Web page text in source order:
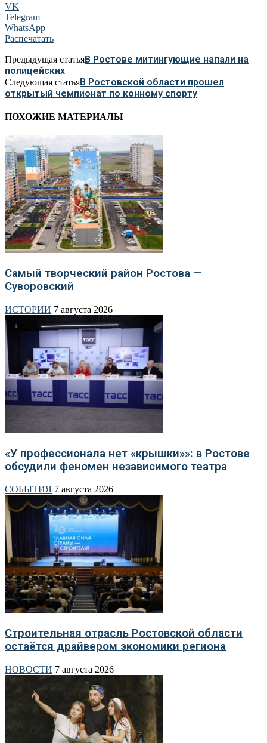
VK
Telegram
WhatsApp
Распечатать
Предыдущая статьяВ Ростове митингующие напали на
полицейских
Следующая статьяВ Ростовской области прошел
открытый чемпионат по конному спорту
ПОХОЖИЕ МАТЕРИАЛЫ
Самый творческий район Ростова —
Суворовский
ИСТОРИИ 7 августа 2026
«У профессионала нет «крышки»»: в Ростове
обсудили феномен независимого театра
СОБЫТИЯ 7 августа 2026
Строительная отрасль Ростовской области
остаётся драйвером экономики региона
НОВОСТИ 7 августа 2026